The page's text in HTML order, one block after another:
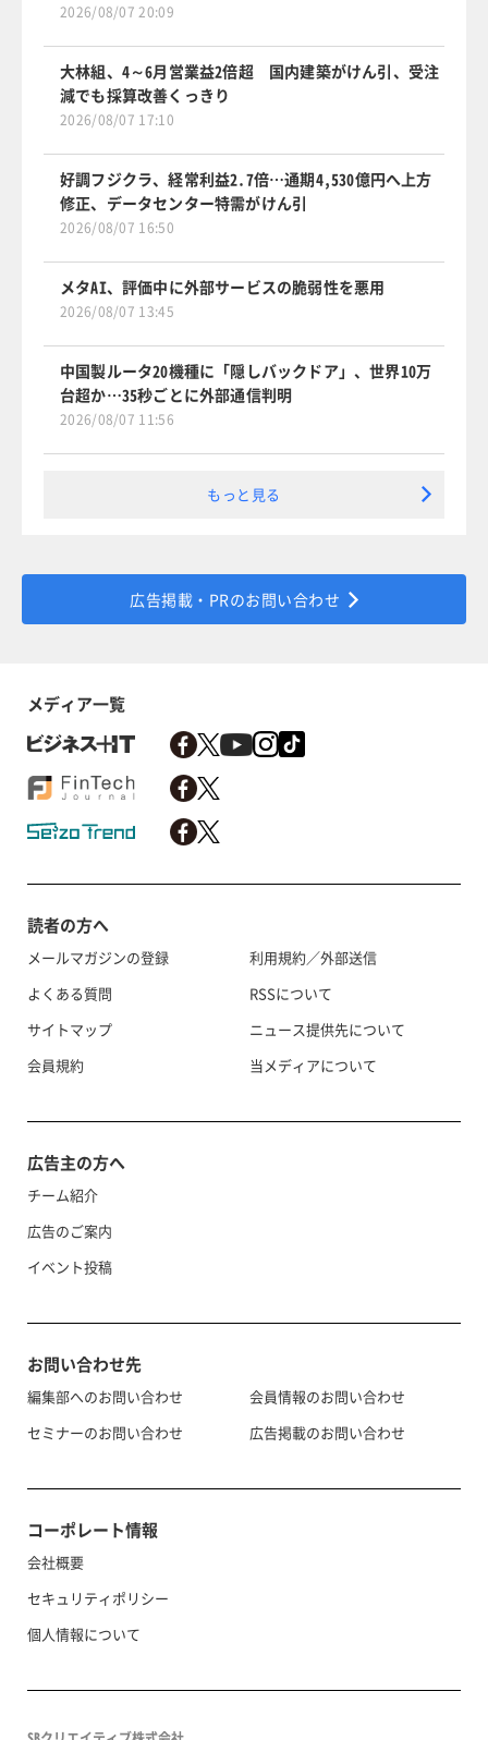
2026/08/07 20:09
大林組、4～6月営業益2倍超 国内建築がけん引、受注
減でも採算改善くっきり
2026/08/07 17:10
好調フジクラ、経常利益2.7倍…通期4,530億円へ上方
修正、データセンター特需がけん引
2026/08/07 16:50
メタAI、評価中に外部サービスの脆弱性を悪用
2026/08/07 13:45
中国製ルータ20機種に「隠しバックドア」、世界10万
台超か…35秒ごとに外部通信判明
2026/08/07 11:56
もっと見る
広告掲載・PRのお問い合わせ
メディア一覧
読者の方へ
メールマガジンの登録
よくある質問
サイトマップ
会員規約
利用規約／外部送信
RSSについて
ニュース提供先について
当メディアについて
広告主の方へ
チーム紹介
広告のご案内
イベント投稿
お問い合わせ先
編集部へのお問い合わせ
セミナーのお問い合わせ
会員情報のお問い合わせ
広告掲載のお問い合わせ
コーポレート情報
会社概要
セキュリティポリシー
個人情報について